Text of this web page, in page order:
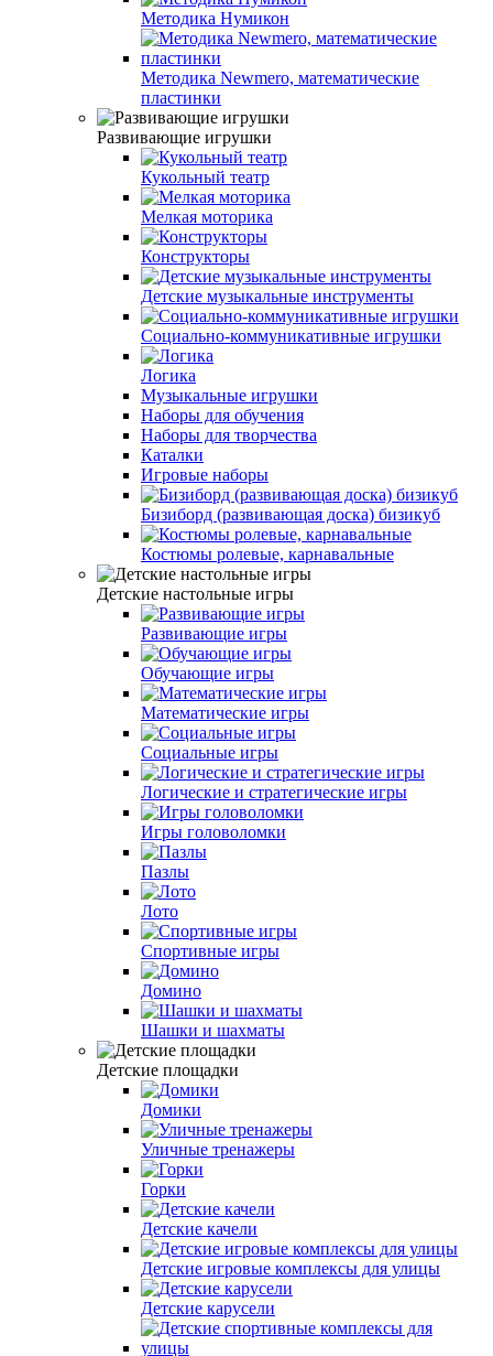
Методика Нумикон
Методика Newmero, математические
пластинки
Развивающие игрушки
Кукольный театр
Мелкая моторика
Конструкторы
Детские музыкальные инструменты
Социально-коммуникативные игрушки
Логика
Музыкальные игрушки
Наборы для обучения
Наборы для творчества
Каталки
Игровые наборы
Бизиборд (развивающая доска) бизикуб
Костюмы ролевые, карнавальные
Детские настольные игры
Развивающие игры
Обучающие игры
Математические игры
Социальные игры
Логические и стратегические игры
Игры головоломки
Пазлы
Лото
Спортивные игры
Домино
Шашки и шахматы
Детские площадки
Домики
Уличные тренажеры
Горки
Детские качели
Детские игровые комплексы для улицы
Детские карусели